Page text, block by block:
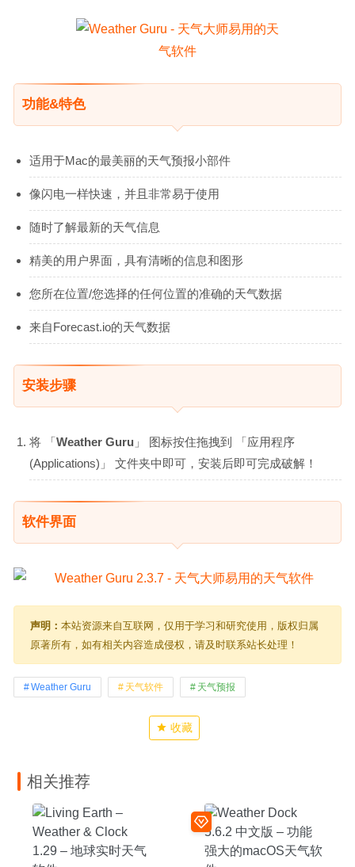
功能&特色
适用于Mac的最美丽的天气预报小部件
像闪电一样快速，并且非常易于使用
随时了解最新的天气信息
精美的用户界面，具有清晰的信息和图形
您所在位置/您选择的任何位置的准确的天气数据
来自Forecast.io的天气数据
安装步骤
将 「Weather Guru 」 图标按住拖拽到 「应用程序
(Applications)」 文件夹中即可，安装后即可完成破解！
软件界面
声明： 本站资源来自互联网，仅用于学习和研究使用，版权归属
原著所有，如有相关内容造成侵权，请及时联系站长处理！
Weather Guru 天气软件 天气预报
收藏
相关推荐